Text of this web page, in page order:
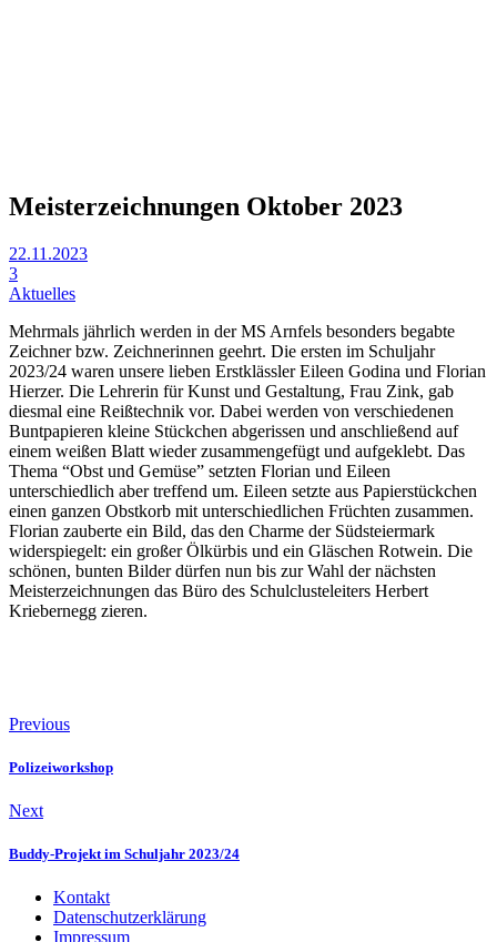
Meisterzeichnungen Oktober 2023
22.11.2023
3
Aktuelles
Mehrmals jährlich werden in der MS Arnfels besonders begabte
Zeichner bzw. Zeichnerinnen geehrt. Die ersten im Schuljahr
2023/24 waren unsere lieben Erstklässler Eileen Godina und Florian
Hierzer. Die Lehrerin für Kunst und Gestaltung, Frau Zink, gab
diesmal eine Reißtechnik vor. Dabei werden von verschiedenen
Buntpapieren kleine Stückchen abgerissen und anschließend auf
einem weißen Blatt wieder zusammengefügt und aufgeklebt. Das
Thema “Obst und Gemüse” setzten Florian und Eileen
unterschiedlich aber treffend um. Eileen setzte aus Papierstückchen
einen ganzen Obstkorb mit unterschiedlichen Früchten zusammen.
Florian zauberte ein Bild, das den Charme der Südsteiermark
widerspiegelt: ein großer Ölkürbis und ein Gläschen Rotwein. Die
schönen, bunten Bilder dürfen nun bis zur Wahl der nächsten
Meisterzeichnungen das Büro des Schulclusteleiters Herbert
Kriebernegg zieren.
Previous
Polizeiworkshop
Next
Buddy-Projekt im Schuljahr 2023/24
Kontakt
Datenschutzerklärung
Impressum